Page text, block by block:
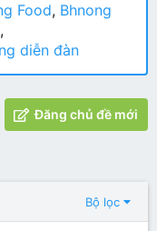
Food, Bhnong
,
diễn đàn
Đăng chủ đề mới
Bộ lọc